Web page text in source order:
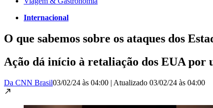
Internacional
O que sabemos sobre os ataques dos
Ação dá início à retaliação dos EUA
Da CNN Brasil03/02/24 às 04:00 | Atualizado 03/02/24 às 04:00